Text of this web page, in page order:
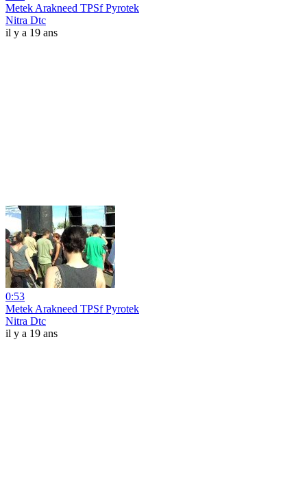
Metek Arakneed TPSf Pyrotek
Nitra Dtc
il y a 19 ans
0:53
Metek Arakneed TPSf Pyrotek
Nitra Dtc
il y a 19 ans